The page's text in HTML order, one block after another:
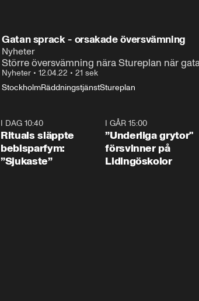
Gatan sprack - orsakade översvämning
Nyheter
Större översvämning nära Stureplan när
Nyheter • 12.04.22 • 21 sek
StockholmRäddningstjänstStureplan
I DAG 10:40
Rituals släppte
bebisparfym:
”Sjukaste”
I GÅR 15:00
”Underliga grytor"
försvinner på
Lidingöskolor